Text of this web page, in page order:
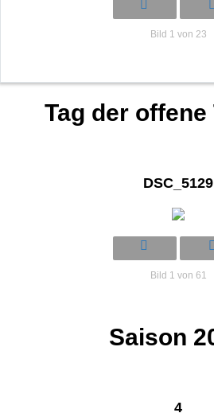
Bild 1 von 23
Tag der offene
DSC_5129
Bild 1 von 61
Saison
4